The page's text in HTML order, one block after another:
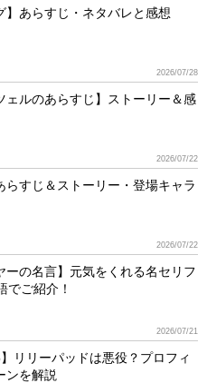
】あらすじ・ネタバレと感想
2026/07/28
ェルのあらすじ】ストーリー＆感
2026/07/22
らすじ＆ストーリー・登場キャラ
2026/07/22
ーの名言】元気をくれる名セリフ
でご紹介！
2026/07/21
リリーパッドは悪役？プロフィ
ンを解説